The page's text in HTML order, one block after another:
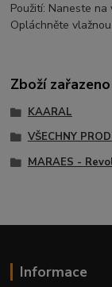
Použití: Naneste
Opláchněte
Zboží
KAARAL
VŠECHNY
MARAES -
Informace